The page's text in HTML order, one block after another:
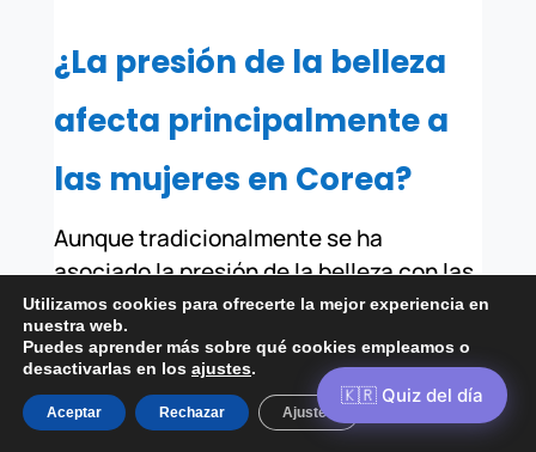
¿La presión de la belleza
afecta principalmente a
las mujeres en Corea?
Aunque tradicionalmente se ha
asociado la presión de la belleza con las
mujeres, es importante reconocer que
los estándares también afectan a los
hombres en la sociedad coreana. Si bien
las expectativas pueden variar
ligeramente entre géneros, ambos
Utilizamos cookies para ofrecerte la mejor experiencia en
nuestra web.
Puedes aprender más sobre qué cookies empleamos o
desactivarlas en los ajustes.
Aceptar Rechazar Ajustes